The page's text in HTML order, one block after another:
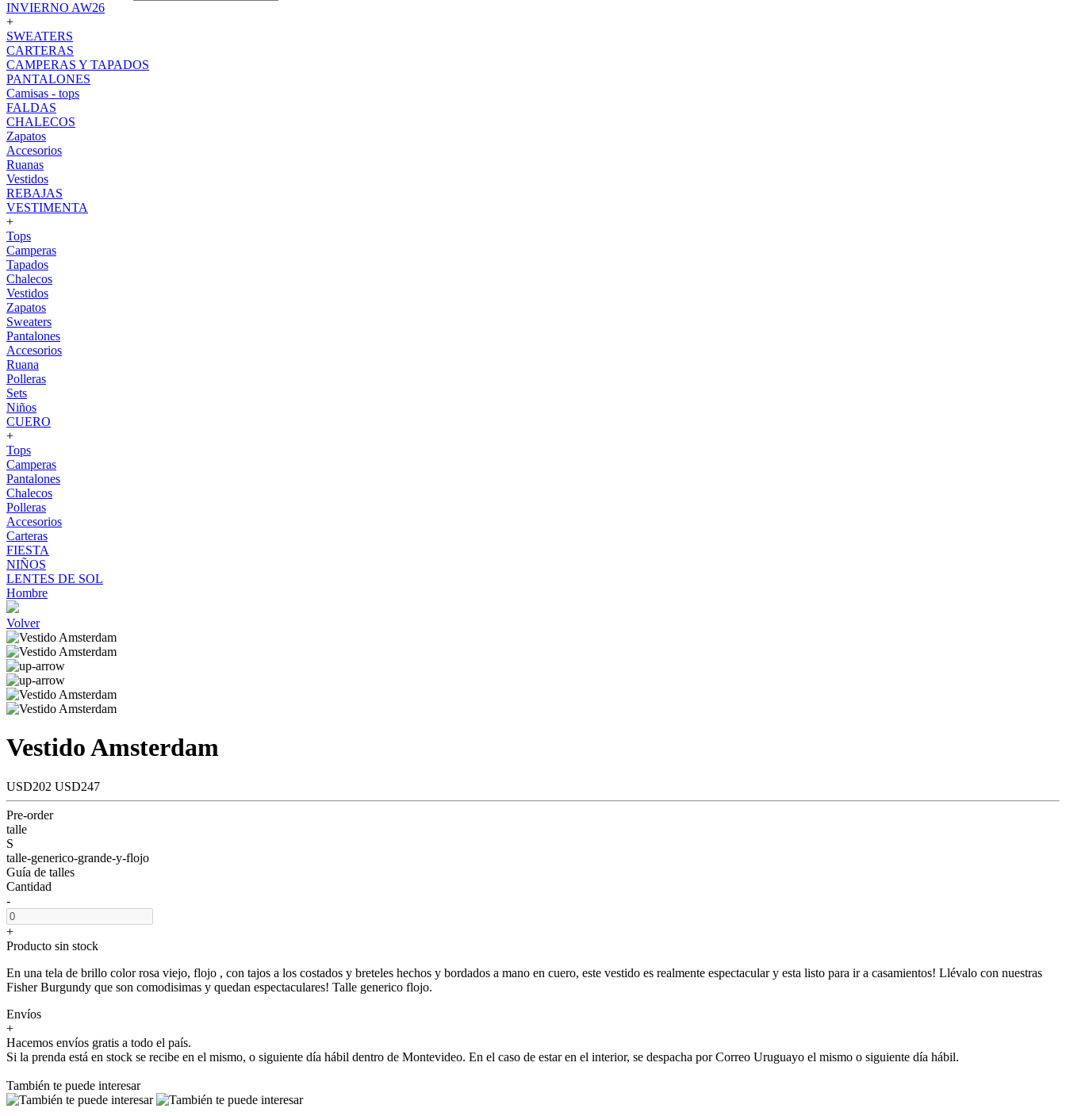
INVIERNO AW26
+
SWEATERS
CARTERAS
CAMPERAS Y TAPADOS
PANTALONES
Camisas - tops
FALDAS
CHALECOS
Zapatos
Accesorios
Ruanas
Vestidos
REBAJAS
VESTIMENTA
+
Tops
Camperas
Tapados
Chalecos
Vestidos
Zapatos
Sweaters
Pantalones
Accesorios
Ruana
Polleras
Sets
Niños
CUERO
+
Tops
Camperas
Pantalones
Chalecos
Polleras
Accesorios
Carteras
FIESTA
NIÑOS
LENTES DE SOL
Hombre
Volver
Vestido Amsterdam
USD202 USD247
Pre-order
talle
S
talle-generico-grande-y-flojo
Guía de talles
Cantidad
-
+
Producto sin stock
En una tela de brillo color rosa viejo, flojo , con tajos a los costados y breteles hechos y bordados a mano en cuero, este vestido es realmente espectacular y esta listo para ir a casamientos! Llévalo con nuestras
Fisher Burgundy que son comodisimas y quedan espectaculares! Talle generico flojo.
Envíos
+
Hacemos envíos gratis a todo el país.
Si la prenda está en stock se recibe en el mismo, o siguiente día hábil dentro de Montevideo. En el caso de estar en el interior, se despacha por Correo Uruguayo el mismo o siguiente día hábil.
También te puede interesar